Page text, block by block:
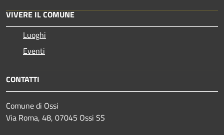
VIVERE IL COMUNE
Luoghi
Eventi
CONTATTI
Comune di Ossi
Via Roma, 48, 07045 Ossi SS